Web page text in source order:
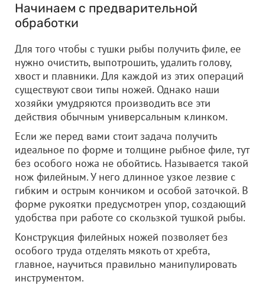
Начинаем с предварительной
обработки
Для того чтобы с тушки рыбы получить филе, ее
нужно очистить, выпотрошить, удалить голову,
хвост и плавники. Для каждой из этих операций
существуют свои типы ножей. Однако наши
хозяйки умудряются производить все эти
действия обычным универсальным клинком.
Если же перед вами стоит задача получить
идеальное по форме и толщине рыбное филе, тут
без особого ножа не обойтись. Называется такой
нож филейным. У него длинное узкое лезвие с
гибким и острым кончиком и особой заточкой. В
форме рукоятки предусмотрен упор, создающий
удобства при работе со скользкой тушкой рыбы.
Конструкция филейных ножей позволяет без
особого труда отделять мякоть от хребта,
главное, научиться правильно манипулировать
инструментом.